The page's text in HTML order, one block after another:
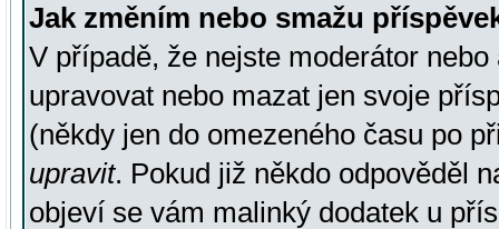
Jak změním nebo smažu
V případě, že nejste moderátor
upravovat nebo mazat jen svoje
(někdy jen do omezeného času po
upravit. Pokud již někdo odpověděl
objeví se vám malinký dodatek u